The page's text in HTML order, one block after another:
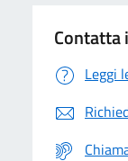
Contatta
Leggi